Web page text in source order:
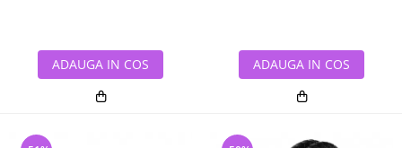
ADAUGA IN COS ADAUGA IN COS